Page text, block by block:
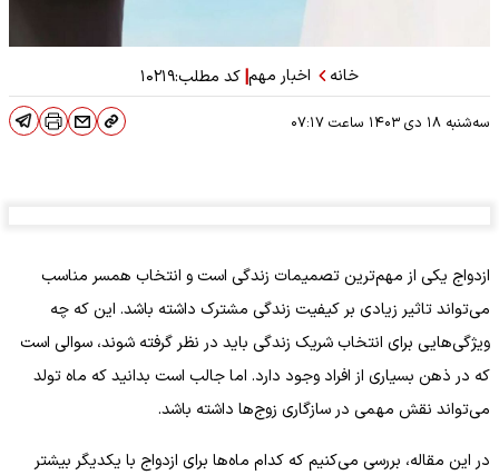
خانه اخبار مهم|کد مطلب:۱۰۲۱۹
سه‌شنبه ۱۸ دی ۱۴۰۳ ساعت
ازدواج یکی از مهم‌ترین تصمیمات زندگی است و انتخاب همسر مناسب
می‌تواند تاثیر زیادی بر کیفیت زندگی مشترک داشته باشد. این که چه
ویژگی‌هایی برای انتخاب شریک زندگی باید در نظر گرفته شوند، سوالی است
که در ذهن بسیاری از افراد وجود دارد. اما جالب است بدانید که ماه تولد
می‌تواند نقش مهمی در سازگاری زوج‌ها داشته باشد.
در این مقاله، بررسی می‌کنیم که کدام ماه‌ها برای ازدواج با یکدیگر بیشتر